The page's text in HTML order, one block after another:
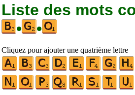
Liste des mots
•
•
Cliquez pour ajouter une quatrième lettre